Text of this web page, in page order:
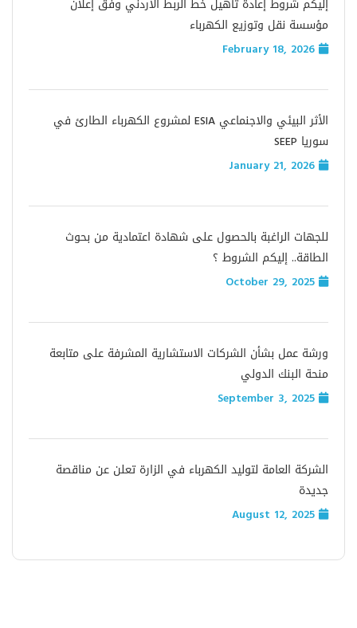
إليكم شروط إعادة تأهيل خط الربط الأردني وفق إعلان
مؤسسة نقل وتوزيع الكهرباء
الأثر البيئي والاجنماعي ESIA لمشروع الكهرباء الطارئ في
سوريا SEEP
للجهات الراغبة بالحصول على شهادة اعتمادية من بحوث
الطاقة.. إليكم الشروط ؟
ورشة عمل بشأن الشركات الاستشارية المشرفة على متابعة
منحة البنك الدولي
الشركة العامة لتوليد الكهرباء في الزارة تعلن عن مناقصة
جديدة